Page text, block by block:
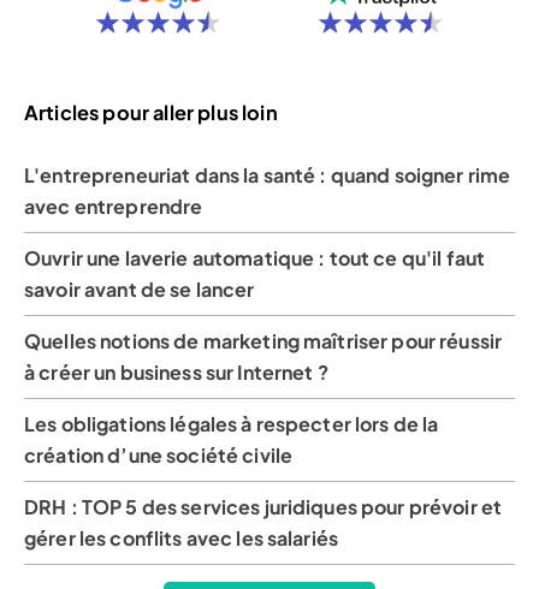
Articles pour aller plus loin
L'entrepreneuriat dans la santé : quand soigner rime
avec entreprendre
Ouvrir une laverie automatique : tout ce qu'il faut
savoir avant de se lancer
Quelles notions de marketing maîtriser pour réussir
à créer un business sur Internet ?
Les obligations légales à respecter lors de la
création d’une société civile
DRH : TOP 5 des services juridiques pour prévoir et
gérer les conflits avec les salariés